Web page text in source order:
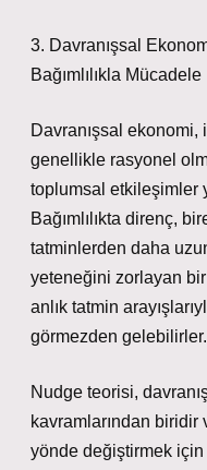
3. Davranışsal
Bağımlılıkla Mücadele
Davranışsal ekonomi,
genellikle rasyonel
toplumsal etkileşimler
Bağımlılıkta direnç,
tatminlerden daha
yeteneğini zorlayan
anlık tatmin
görmezden gelebilirler.
Nudge teorisi,
kavramlarından
yönde değiştirmek